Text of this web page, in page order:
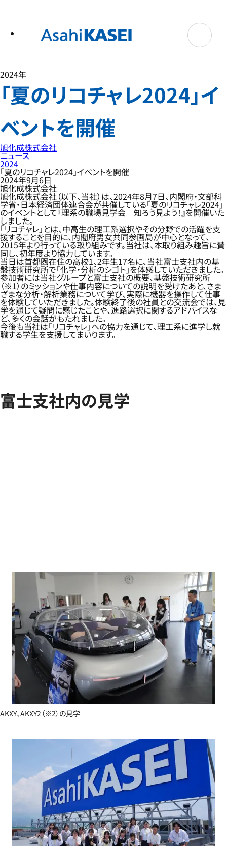
2024年
「夏のリコチャレ2024」イ
ベントを開催
旭化成株式会社
ニュース
2024
「夏のリコチャレ2024」イベントを開催
2024年9月6日
旭化成株式会社
旭化成株式会社（以下、当社）は、2024年8月7日、内閣府・文部科
学省・日本経済団体連合会が共催している「夏のリコチャレ2024」
のイベントとして『理系の職場見学会 知ろう見よう！』を開催いた
しました。
「リコチャレ」とは、中高生の理工系選択やその分野での活躍を支
援することを目的に、内閣府男女共同参画局が中心となって、
2015年より行っている取り組みです。当社は、本取り組み趣旨に賛
同し、初年度より協力しています。
当日は首都圏在住の高校1、2年生17名に、当社富士支社内の基
盤技術研究所で「化学・分析のシゴト」を体感していただきました。
参加者には当社グループと富士支社の概要、基盤技術研究所
（※1）のミッションや仕事内容についての説明を受けたあと、さま
ざまな分析・解析業務について学び、実際に機器を操作して仕事
を体験していただきました。体験終了後の社員との交流会では、見
学を通じて疑問に感じたことや、進路選択に関するアドバイスな
ど、多くの会話がもたれました。
今後も当社は「リコチャレ」への協力を通じて、理工系に進学し就
職する学生を支援してまいります。
富士支社内の見学
AKXY、AKXY2（※2）の見学